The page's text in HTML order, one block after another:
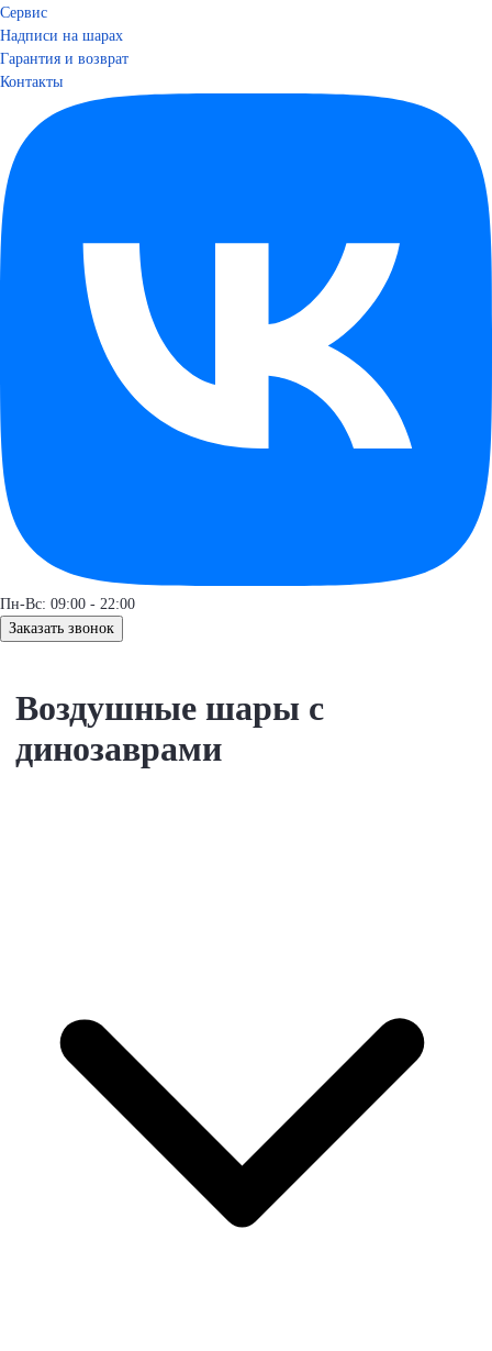
Сервис
Надписи на шарах
Гарантия и возврат
Контакты
Пн-Вс: 09:00 - 22:00
Заказать звонок
Воздушные шары с
динозаврами